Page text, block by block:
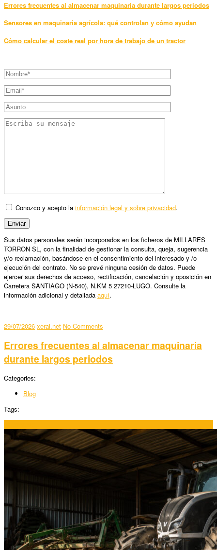
Errores frecuentes al almacenar maquinaria durante largos periodos
Sensores en maquinaria agrícola: qué controlan y cómo ayudan
Cómo calcular el coste real por hora de trabajo de un tractor
Conozco y acepto la información legal y sobre privacidad.
Sus datos personales serán incorporados en los ficheros de MILLARES
TORRON SL, con la finalidad de gestionar la consulta, queja, sugerencia
y/o reclamación, basándose en el consentimiento del interesado y /o
ejecución del contrato. No se prevé ninguna cesión de datos. Puede
ejercer sus derechos de acceso, rectificación, cancelación y oposición en
Carretera SANTIAGO (N-540), N.KM 5 27210-LUGO. Consulte la
información adicional y detallada aquí.
29/07/2026 xeral.net No Comments
Errores frecuentes al almacenar maquinaria
durante largos periodos
Categories:
Blog
Tags: